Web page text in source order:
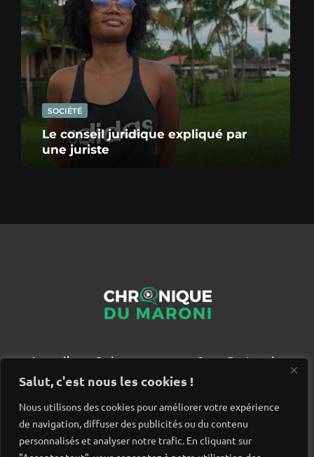
Salut, c'est nous les cookies !
Nous utilisons des cookies pour améliorer votre expérience
de navigation, diffuser des publicités ou du contenu
personnalisés et analyser notre trafic. En cliquant sur
SOCIÉTÉ
Le conseil juridique expliqué par
une juriste
Accueil Qui sommes nous ?
Partenaires
Contact